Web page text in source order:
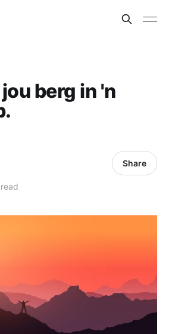
berg in 'n
Share